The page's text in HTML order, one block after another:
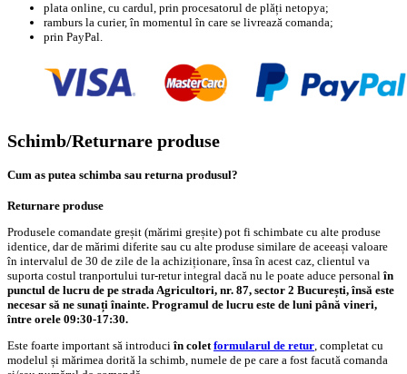
plata online, cu cardul, prin procesatorul de plăți netopya;
ramburs la curier, în momentul în care se livrează comanda;
prin PayPal.
Schimb/Returnare produse
Cum as putea schimba sau returna produsul?
Returnare produse
Produsele comandate greșit (mărimi greșite) pot fi schimbate cu alte produse
identice, dar de mărimi diferite sau cu alte produse similare de aceeași valoare
în intervalul de 30 de zile de la achiziționare, însa în acest caz, clientul va
suporta costul tranportului tur-retur integral dacă nu le poate aduce personal în
punctul de lucru de pe strada Agricultori, nr. 87, sector 2 București, însă este
necesar să ne sunați înainte. Programul de lucru este de luni până vineri,
între orele 09:30-17:30.
Este foarte important să introduci în colet formularul de retur, completat cu
modelul și mărimea dorită la schimb, numele de pe care a fost facută comanda